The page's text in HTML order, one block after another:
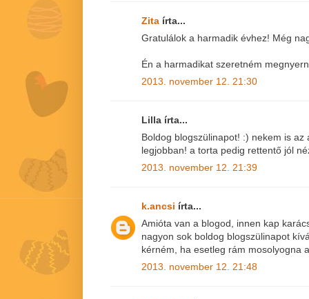
Zita írta...
Gratulálok a harmadik évhez! Még
Én a harmadikat szeretném
2013. november 12. 21:30
Lilla írta...
Boldog blogszülinapot! :) nekem is
legjobban! a torta pedig rettentő jól
2013. november 12. 21:39
k.ancsi írta...
Amióta van a blogod, innen kap
nagyon sok boldog blogszülinapot
kérném, ha esetleg rám mosolyogna
2013. november 12. 21:48